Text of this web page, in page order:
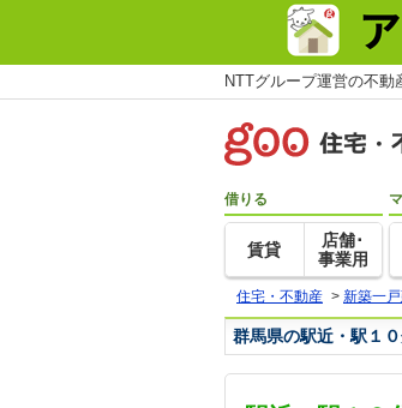
NTTグループ運営の不
借りる
賃貸
店舗･
事業用
住宅・不動産 > 新築一
群馬県の駅近・駅１